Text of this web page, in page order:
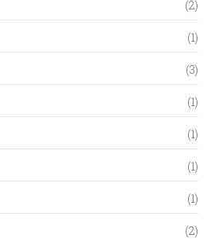
(2)
(1)
(3)
(1)
(1)
(1)
(1)
(2)